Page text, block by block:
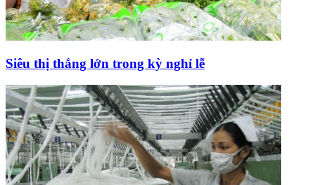
Siêu thị thắng lớn trong kỳ nghỉ lễ